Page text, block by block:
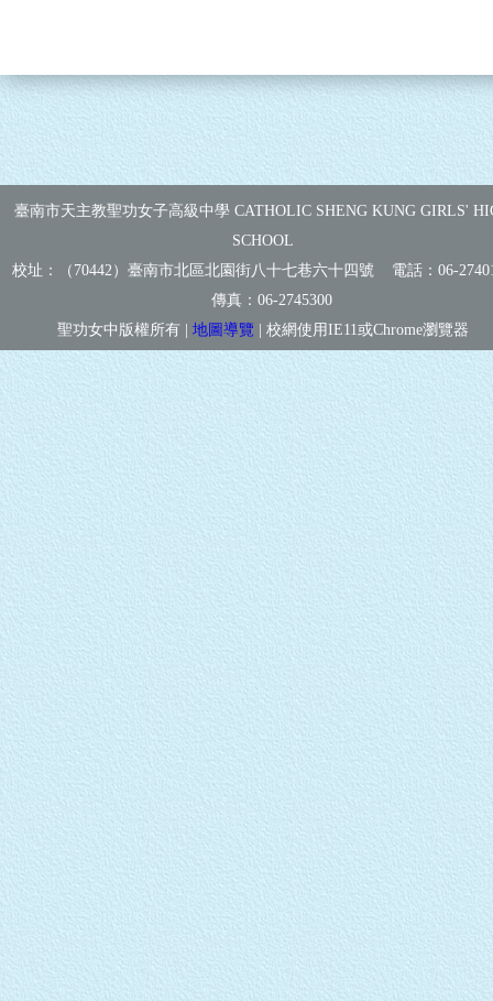
臺南市天主教聖功女子高級中學 CATHOLIC SHENG KUNG GIRLS'
SCHOOL
校址：（70442）臺南市北區北園街八十七巷六十四號 電話：06-
傳真： 06-2745300
聖功女中版權所有 | 地圖導覽 | 校網使用IE11或Chrome瀏覽器